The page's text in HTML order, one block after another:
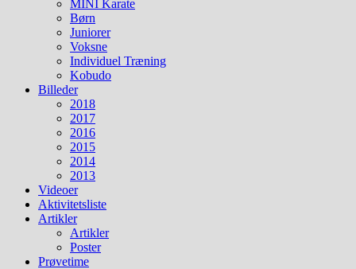
MINI Karate
Børn
Juniorer
Voksne
Individuel Træning
Kobudo
Billeder
2018
2017
2016
2015
2014
2013
Videoer
Aktivitetsliste
Artikler
Artikler
Poster
Prøvetime